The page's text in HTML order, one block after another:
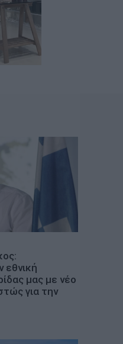
εθνική
μας με νέο
για την